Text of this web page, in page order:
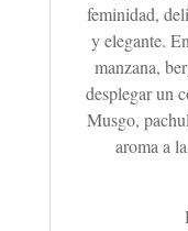
feminidad,
y elegante.
manzana,
desplegar un
Musgo,
aroma a